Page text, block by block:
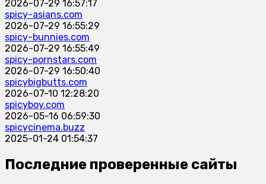
2026-07-29 16:57:17
spicy-asians.com
2026-07-29 16:55:29
spicy-bunnies.com
2026-07-29 16:55:49
spicy-pornstars.com
2026-07-29 16:50:40
spicybigbutts.com
2026-07-10 12:28:20
spicyboy.com
2026-05-16 06:59:30
spicycinema.buzz
2025-01-24 01:54:37
Последние проверенные сайты